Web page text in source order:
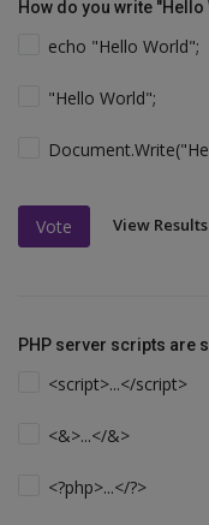
How do you write "Hello
echo "Hello World";
"Hello World";
Vote View Results
PHP server scripts are
<script>...</script>
<&>...</&>
<?php>...</?>